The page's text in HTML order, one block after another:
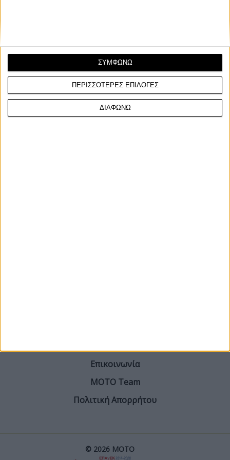
ΠΕΡΙΣΣΟΤΕΡΕΣ ΕΠΙΛΟΓΕΣ
ΔΙΑΦΩΝΩ
ΣΥΜΦΩΝΩ
Επικοινωνία
ΜΟΤΟ Team
Πολιτική Απορρήτου
© 2026 ΜΟΤΟ